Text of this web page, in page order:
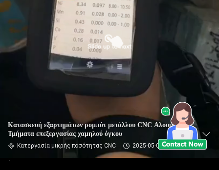
Κατασκευή εξαρτημάτων ρομπότ μετάλλου CNC Αλουμίνιο
Τμήματα επεξεργασίας χαμηλού όγκου
Κατεργασία μικρής ποσότητας CNC 2025-05-08